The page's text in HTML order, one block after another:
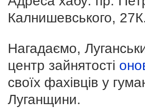
Калнишевського,
Нагадаємо,
центр зайнятості
своїх фахівців у
Луганщини.